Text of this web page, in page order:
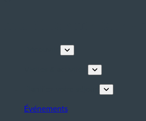
Événements